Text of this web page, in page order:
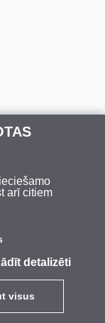
arī citiem
detalizēti
visus